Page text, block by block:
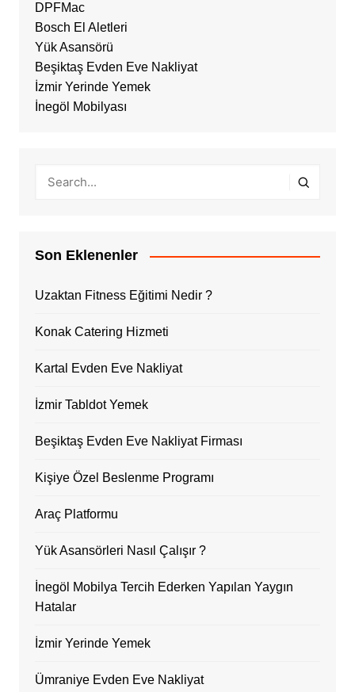
DPFMac
Bosch El Aletleri
Yük Asansörü
Beşiktaş Evden Eve Nakliyat
İzmir Yerinde Yemek
İnegöl Mobilyası
Son Eklenenler
Uzaktan Fitness Eğitimi Nedir ?
Konak Catering Hizmeti
Kartal Evden Eve Nakliyat
İzmir Tabldot Yemek
Beşiktaş Evden Eve Nakliyat Firması
Kişiye Özel Beslenme Programı
Araç Platformu
Yük Asansörleri Nasıl Çalışır ?
İnegöl Mobilya Tercih Ederken Yapılan Yaygın
Hatalar
İzmir Yerinde Yemek
Ümraniye Evden Eve Nakliyat